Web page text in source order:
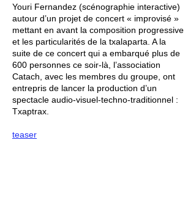
Youri Fernandez (scénographie interactive)
autour d’un projet de concert « improvisé »
mettant en avant la composition progressive
et les particularités de la txalaparta. A la
suite de ce concert qui a embarqué plus de
600 personnes ce soir-là, l’association
Catach, avec les membres du groupe, ont
entrepris de lancer la production d’un
spectacle audio-visuel-techno-traditionnel :
Txaptrax.
teaser